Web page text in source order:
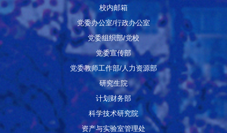
校内邮箱
党委办公室/行政办公室
党委组织部/党校
党委宣传部
党委教师工作部/人力资源部
研究生院
计划财务部
科学技术研究院
资产与实验室管理处